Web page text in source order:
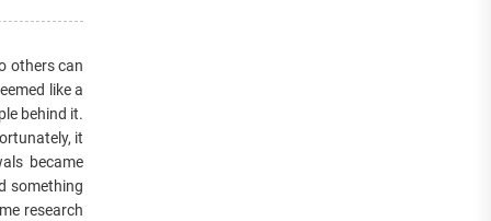
others can
like a
behind it.
it
became
something
research